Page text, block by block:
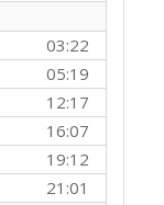
03:22
05:19
12:17
16:07
19:12
21:01